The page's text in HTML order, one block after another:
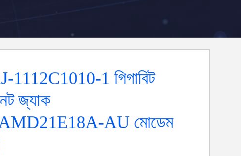
1112C1010-1 গিগাবিট
জ্যাক
AU মোডেম